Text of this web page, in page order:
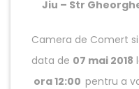
Jiu – Str
Camera de Comert
data de 07 mai 2018
ora 12:00 pentru a